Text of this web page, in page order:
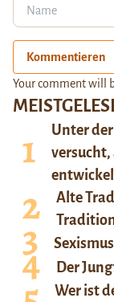
Unter
versucht,
Alte
Der
Wer ist
Kommentieren
Your comment will